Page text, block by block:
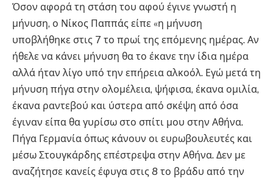
Όσον αφορά τη στάση του αφού έγινε γνωστή η
μήνυση, ο Νίκος Παππάς είπε «η μήνυση
υποβλήθηκε στις 7 το πρωί της επόμενης ημέρας. Αν
ήθελε να κάνει μήνυση θα το έκανε την ίδια ημέρα
αλλά ήταν λίγο υπό την επήρεια αλκοόλ. Εγώ μετά τη
μήνυση πήγα στην ολομέλεια, ψήφισα, έκανα ομιλία,
έκανα ραντεβού και ύστερα από σκέψη από όσα
έγιναν είπα θα γυρίσω στο σπίτι μου στην Αθήνα.
Πήγα Γερμανία όπως κάνουν οι ευρωβουλευτές και
μέσω Στουγκάρδης επέστρεψα στην Αθήνα. Δεν με
αναζήτησε κανείς έφυγα στις 8 το βράδυ από την